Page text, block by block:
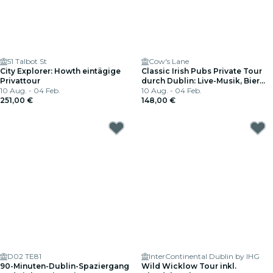
51 Talbot St
City Explorer: Howth eintägige
Privattour
10 Aug. - 04 Feb.
251,00 €
Cow's Lane
Classic Irish Pubs Private Tour
durch Dublin: Live-Musik, Bier
und Nachtleben
10 Aug. - 04 Feb.
148,00 €
D02 TE81
90-Minuten-Dublin-Spaziergang
InterContinental Dublin by IHG
Wild Wicklow Tour inkl.